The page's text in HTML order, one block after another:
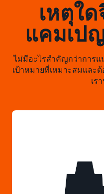
เหตุใ
แคมเป
ไม่มีอะไรสำคัญกว่าการ
เป้าหมายที่เหมาะสมและ
เร